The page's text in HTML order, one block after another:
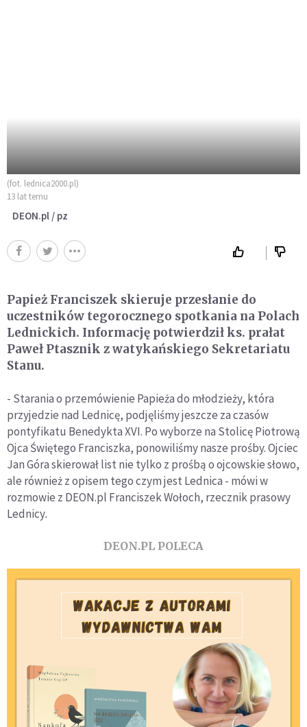
(fot. lednica2000.pl)
13 lat temu
DEON.pl / pz
Papież Franciszek skieruje przesłanie do
uczestników tegorocznego spotkania na Polach
Lednickich. Informację potwierdził ks. prałat
Paweł Ptasznik z watykańskiego Sekretariatu
Stanu.
- Starania o przemówienie Papieża do młodzieży, która
przyjedzie nad Lednicę, podjęliśmy jeszcze za czasów
pontyfikatu Benedykta XVI. Po wyborze na Stolicę Piotrową
Ojca Świętego Franciszka, ponowiliśmy nasze prośby. Ojciec
Jan Góra skierował list nie tylko z prośbą o ojcowskie słowo,
ale również z opisem tego czym jest Lednica - mówi w
rozmowie z DEON.pl Franciszek Wołoch, rzecznik prasowy
Lednicy.
DEON.PL POLECA